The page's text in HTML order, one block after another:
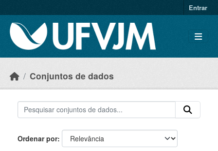
Entrar
Conjuntos de dados
Ordenar por